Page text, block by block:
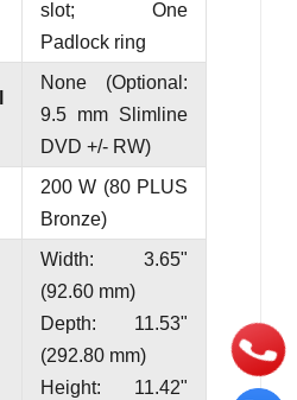
slot; One
Padlock ring
None (Optional:
9.5 mm Slimline
DVD +/- RW)
200 W (80 PLUS
Bronze)
Width: 3.65"
(92.60 mm)
Depth: 11.53"
(292.80 mm)
Height: 11.42"